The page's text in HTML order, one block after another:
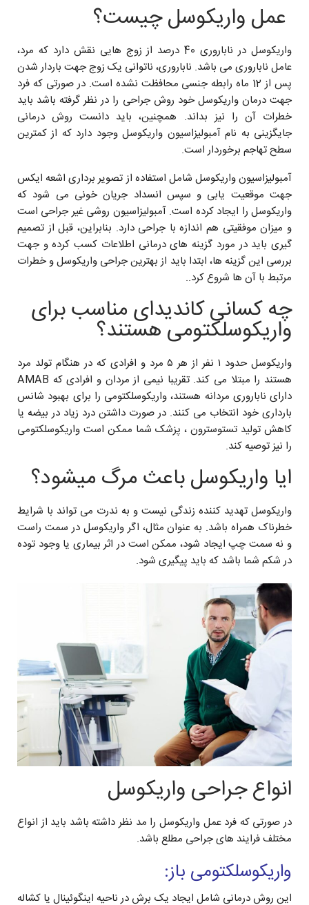
عمل واریکوسل چیست؟
واریکوسل در ناباروری 40 درصد از زوج هایی نقش دارد که مرد،
عامل ناباروری می باشد. ناباروری، ناتوانی یک زوج جهت باردار شدن
پس از 12 ماه رابطه جنسی محافظت نشده است. در صورتی که فرد
جهت درمان واریکوسل خود روش جراحی را در نظر گرفته باشد باید
خطرات آن را نیز بداند. همچنین، باید دانست روش درمانی
جایگزینی به نام آمبولیزاسیون واریکوسل وجود دارد که از کمترین
سطح تهاجم برخوردار است.
آمبولیزاسیون واریکوسل شامل استفاده از تصویر برداری اشعه ایکس
جهت موقعیت یابی و سپس انسداد جریان خونی می شود که
واریکوسل را ایجاد کرده است. آمبولیزاسیون روشی غیر جراحی است
و میزان موفقیتی هم اندازه با جراحی دارد. بنابراین، قبل از تصمیم
گیری باید در مورد گزینه های درمانی اطلاعات کسب کرده و جهت
بررسی این گزینه ها، ابتدا باید از بهترین جراحی واریکوسل و خطرات
مرتبط با آن ها شروع کرد..
چه کسانی کاندیدای مناسب برای
واریکوسلکتومی هستند؟
واریکوسل حدود ۱ نفر از هر ۵ مرد و افرادی که در هنگام تولد مرد
هستند را مبتلا می کند. تقریبا نیمی از مردان و افرادی که AMAB
دارای ناباروری مردانه هستند، واریکوسلکتومی را برای بهبود شانس
بارداری خود انتخاب می کنند. در صورت داشتن درد زیاد در بیضه یا
کاهش تولید تستوسترون ، پزشک شما ممکن است واریکوسلکتومی
را نیز توصیه کند.
ایا واریکوسل باعث مرگ میشود؟
واریکوسل تهدید کننده زندگی نیست و به ندرت می تواند با شرایط
خطرناک همراه باشد. به عنوان مثال، اگر واریکوسل در سمت راست
و نه سمت چپ ایجاد شود، ممکن است در اثر بیماری یا وجود توده
در شکم شما باشد که باید پیگیری شود.
انواع جراحی واریکوسل
در صورتی که فرد عمل واریکوسل را مد نظر داشته باشد باید از انواع
مختلف فرایند های جراحی مطلع باشد.
واریکوسلکتومی باز:
این روش درمانی شامل ایجاد یک برش در ناحیه اینگوئینال یا کشاله